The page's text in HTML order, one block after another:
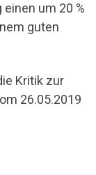
um 20 %
guten
Kritik zur
26.05.2019